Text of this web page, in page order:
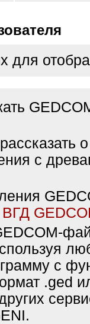
для
с
ВГД
с
.ged